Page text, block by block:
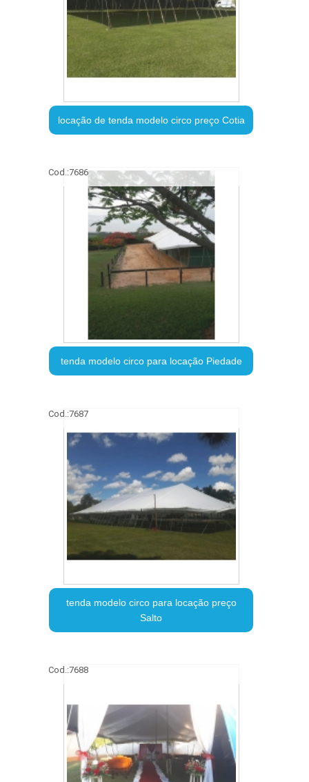
locação de tenda modelo circo preço Cotia
Cod.:7686
tenda modelo circo para locação Piedade
Cod.:7687
tenda modelo circo para locação preço
Salto
Cod.:7688